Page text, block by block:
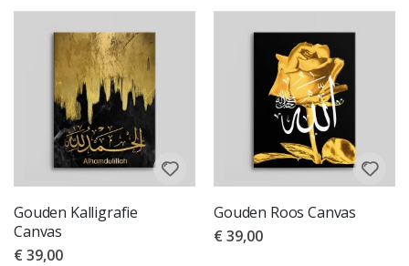
Gouden Kalligrafie
Canvas
€ 39,00
Gouden Roos Canvas
€ 39,00